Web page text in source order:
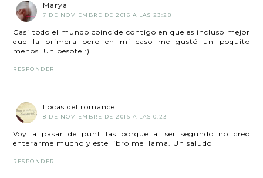
Marya
7 DE NOVIEMBRE DE 2016 A LAS 23:28
Casi todo el mundo coincide contigo en que es incluso mejor
que la primera pero en mi caso me gustó un poquito
menos. Un besote :)
RESPONDER
Locas del romance
8 DE NOVIEMBRE DE 2016 A LAS 0:23
Voy a pasar de puntillas porque al ser segundo no creo
enterarme mucho y este libro me llama. Un saludo
RESPONDER